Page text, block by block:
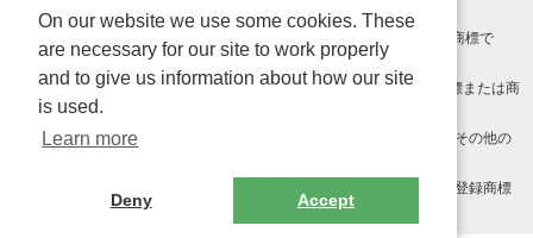
クです。
Android、Google Play および Google Play ロゴ は Google LLC の商標で
す。
Windows は Microsoft Inc.の米国およびその他の国における登録商標または商
標です。
Adobe、Adobe Reader、Adobe PDF は、Adobe Inc.の米国およびその他の
その他、記載されている会社名、商品名、ロゴは各社の商標または登録商標
On our website we use some cookies. These
are necessary for our site to work properly
and to give us information about how our site
is used.
Learn more
Deny Accept